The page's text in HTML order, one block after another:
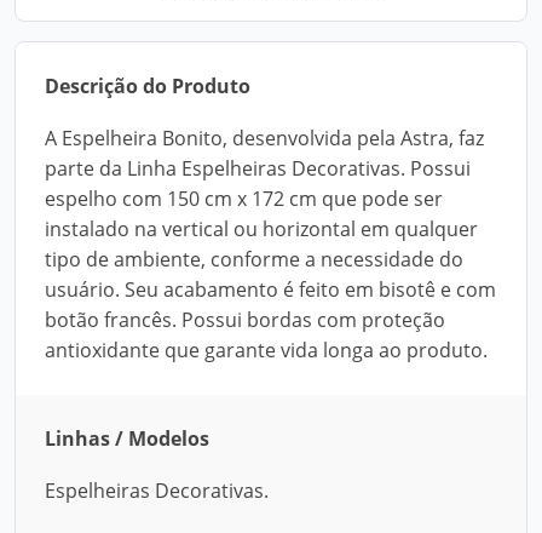
Descrição do Produto
A Espelheira Bonito, desenvolvida pela Astra, faz
parte da Linha Espelheiras Decorativas. Possui
espelho com 150 cm x 172 cm que pode ser
instalado na vertical ou horizontal em qualquer
tipo de ambiente, conforme a necessidade do
usuário. Seu acabamento é feito em bisotê e com
botão francês. Possui bordas com proteção
antioxidante que garante vida longa ao produto.
Linhas / Modelos
Espelheiras Decorativas.